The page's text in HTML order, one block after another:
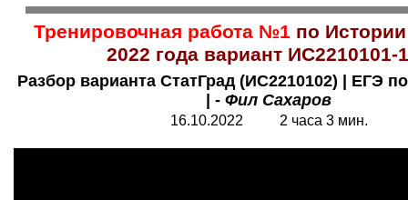
Тренировочная работа №1 по
2022 года вариант ИС2210101-
Разбор варианта СтатГрад (ИС2210102) | ЕГЭ
| - Фил Сахаров
16.10.2022 2 часа 3 мин.